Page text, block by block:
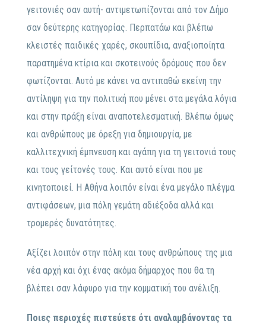
γειτονιές σαν αυτή- αντιμετωπίζονται από τον Δήμο
σαν δεύτερης κατηγορίας. Περπατάω και βλέπω
κλειστές παιδικές χαρές, σκουπίδια, αναξιοποίητα
παρατημένα κτίρια και σκοτεινούς δρόμους που δεν
φωτίζονται. Αυτό με κάνει να αντιπαθώ εκείνη την
αντίληψη για την πολιτική που μένει στα μεγάλα λόγια
και στην πράξη είναι αναποτελεσματική. Βλέπω όμως
και ανθρώπους με όρεξη για δημιουργία, με
καλλιτεχνική έμπνευση και αγάπη για τη γειτονιά τους
και τους γείτονές τους. Και αυτό είναι που με
κινητοποιεί. Η Αθήνα λοιπόν είναι ένα μεγάλο πλέγμα
αντιφάσεων, μια πόλη γεμάτη αδιέξοδα αλλά και
τρομερές δυνατότητες.
Αξίζει λοιπόν στην πόλη και τους ανθρώπους της μια
νέα αρχή και όχι ένας ακόμα δήμαρχος που θα τη
βλέπει σαν λάφυρο για την κομματική του ανέλιξη.
Ποιες περιοχές πιστεύετε ότι αναλαμβάνοντας τα